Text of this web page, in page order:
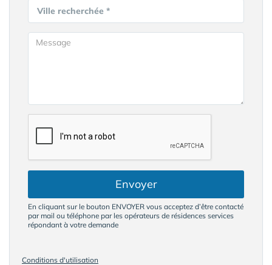
Ville recherchée *
Envoyer
En cliquant sur le bouton ENVOYER vous acceptez d’être contacté
par mail ou téléphone par les opérateurs de résidences services
répondant à votre demande
Conditions d'utilisation